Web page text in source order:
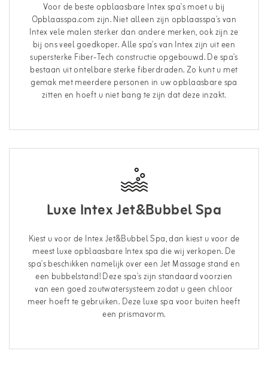
Voor de beste opblaasbare Intex spa's moet u bij
Opblaasspa.com zijn. Niet alleen zijn opblaasspa's van
Intex vele malen sterker dan andere merken, ook zijn ze
bij ons veel goedkoper. Alle spa's van Intex zijn uit een
supersterke Fiber-Tech constructie opgebouwd. De spa's
bestaan uit ontelbare sterke fiberdraden. Zo kunt u met
gemak met meerdere personen in uw opblaasbare spa
zitten en hoeft u niet bang te zijn dat deze inzakt.
Luxe Intex Jet&Bubbel Spa
Kiest u voor de Intex Jet&Bubbel Spa, dan kiest u voor de
meest luxe opblaasbare Intex spa die wij verkopen. De
spa's beschikken namelijk over een Jet Massage stand en
een bubbelstand! Deze spa's zijn standaard voorzien
van een goed zoutwatersysteem zodat u geen chloor
meer hoeft te gebruiken. Deze luxe spa voor buiten heeft
een prismavorm.